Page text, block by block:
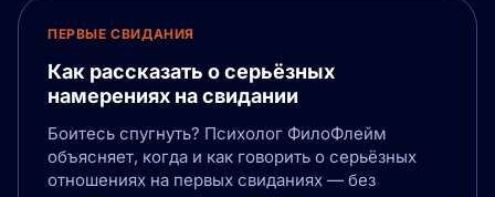
ПЕРВЫЕ СВИДАНИЯ
Как рассказать о серьёзных
намерениях на свидании
Боитесь спугнуть? Психолог ФилоФлейм
объясняет, когда и как говорить о серьёзных
отношениях на первых свиданиях — без